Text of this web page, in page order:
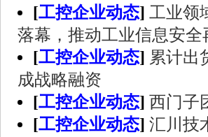
[工控企业动态] 工业领
落幕，推动工业信息安全
[工控企业动态] 累计出
成战略融资
[工控企业动态] 西门子
[工控企业动态] 汇川技